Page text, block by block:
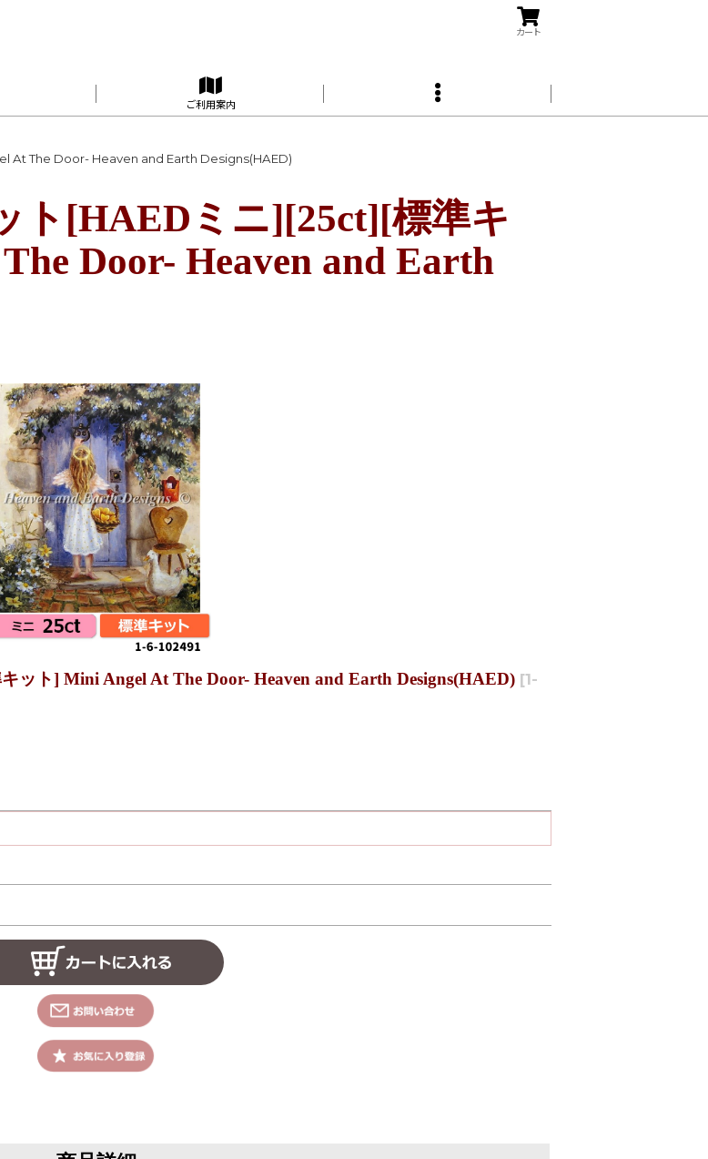
カート
ご利用案内
At The Door- Heaven and Earth Designs(HAED)
ト[HAEDミニ][25ct][標準キ
Door- Heaven and Earth
ット] Mini Angel At The Door- Heaven and Earth Designs(HAED) [1-